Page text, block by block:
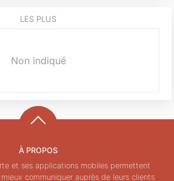
LES PLUS
Non indiqué
À PROPOS
et ses applications mobiles permettent
communiquer auprès de leurs clients